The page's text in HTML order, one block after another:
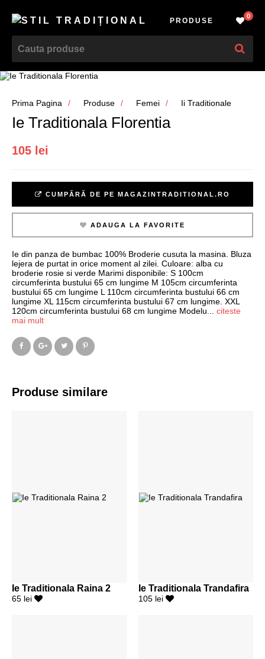
PRODUSE
0
Prima Pagina Produse Femei Ii Traditionale
Ie Traditionala Florentia
105 lei
CUMPĂRĂ DE PE MAGAZINTRADITIONAL.RO
ADAUGA LA FAVORITE
Ie din panza de bumbac 100% Broderie cusuta la masina. Bluza
lejera de purtat in orice moment al zilei. Culoare: alba cu
broderie rosie si verde Marimi disponibile: S 100cm
circumferinta bustului 65 cm lungime M 105cm circumferinta
bustului 65 cm lungime L 110cm circumferinta bustului 66 cm
lungime XL 115cm circumferinta bustului 67 cm lungime. XXL
120cm circumferinta bustului 68 cm lungime Modelu
citeste
mai mult
Produse similare
Ie Traditionala Raina 2
65 lei
Ie Traditionala Trandafira
105 lei